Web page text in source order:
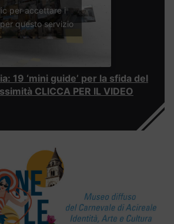
per accettare i
questo servizio
19 ‘mini guide’ per la sfida del
CLICCA PER IL VIDEO